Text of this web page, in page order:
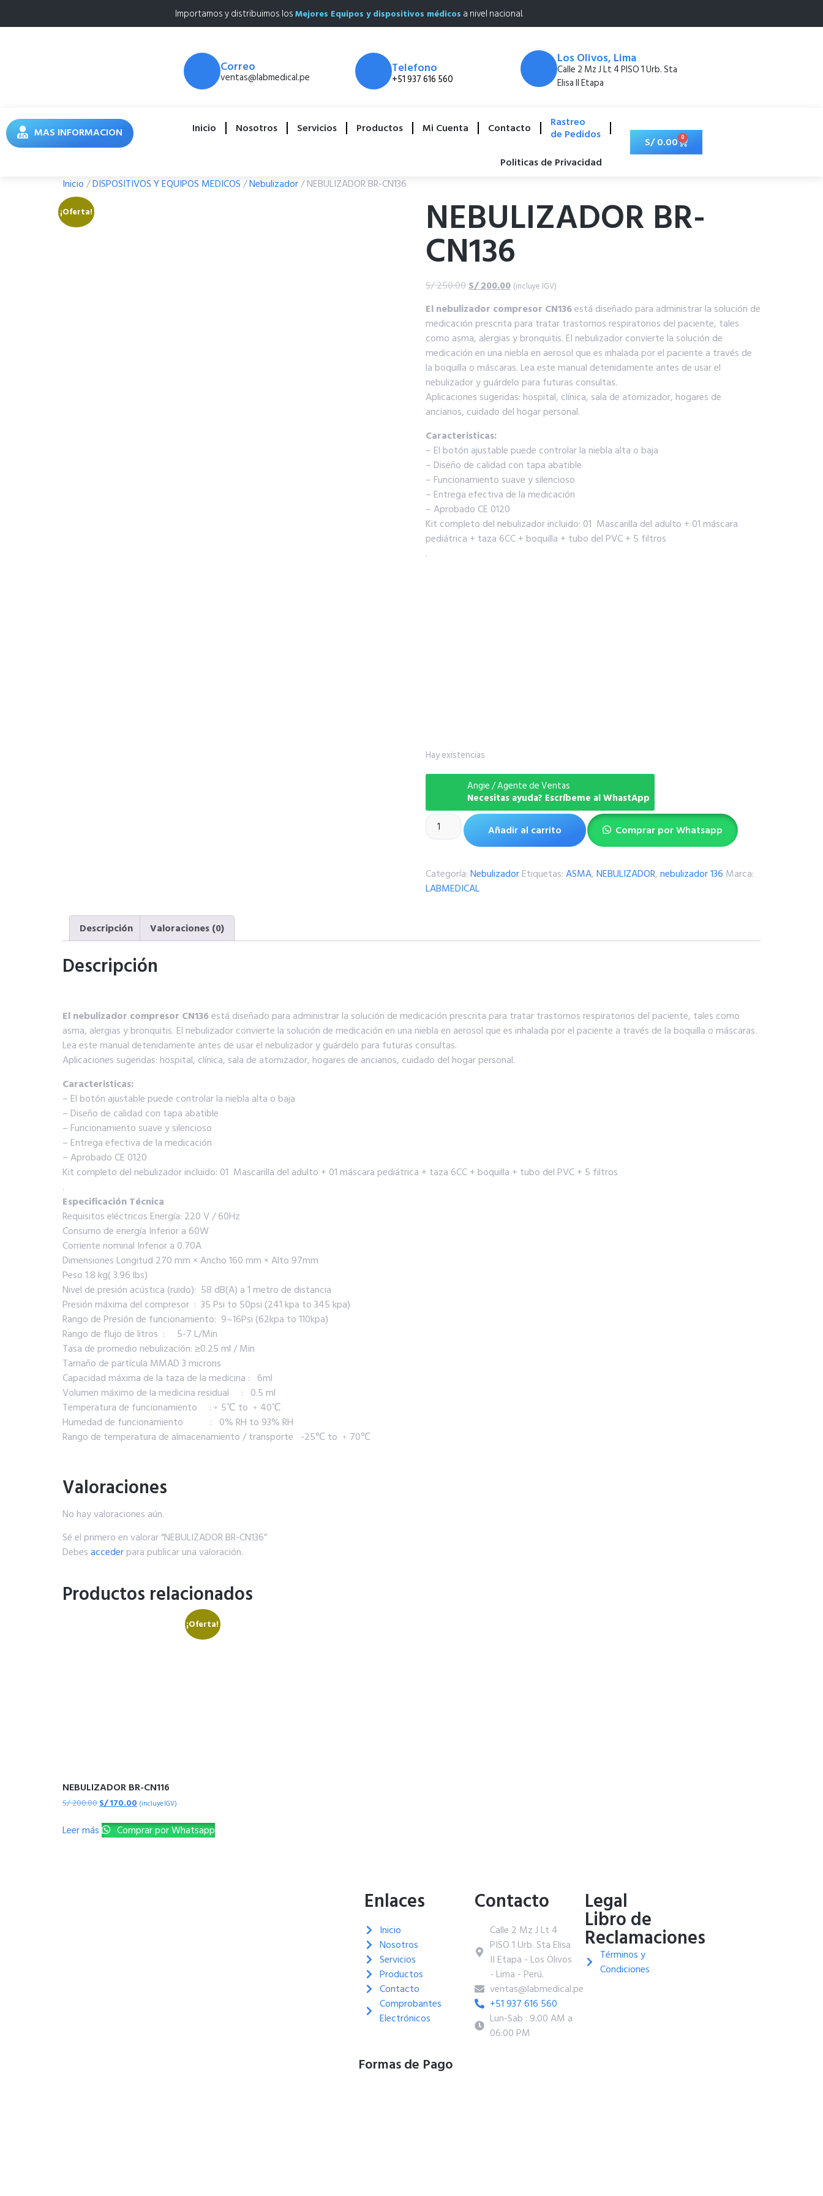
Importamos y distribuimos losMejores Equipos y dispositivos médicos a nivel nacional.
Correo
ventas@labmedical.pe
Telefono
+51 937 616 560
Los Olivos, Lima
Calle 2 Mz J Lt 4 PISO 1 Urb. Sta
Elisa II Etapa
MAS INFORMACION Inicio Nosotros Servicios Productos Mi Cuenta Contacto Rastreo
de Pedidos
Politicas de Privacidad
S/0.00 0
Inicio/DISPOSITIVOS Y EQUIPOS MEDICOS/Nebulizador/ NEBULIZADOR BR-CN136
¡Oferta! NEBULIZADOR BR-
CN136
S/250.00S/200.00 (incluye IGV)
El nebulizador compresor CN136está diseñado para administrar la solución de
medicación prescrita para tratar trastornos respiratorios del paciente, tales
como asma, alergias y bronquitis. El nebulizador convierte la solución de
medicación en una niebla en aerosol que es inhalada por el paciente a través de
la boquilla o máscaras. Lea este manual detenidamente antes de usar el
nebulizador y guárdelo para futuras consultas.
Aplicaciones sugeridas: hospital, clínica, sala de atomizador, hogares de
ancianos, cuidado del hogar personal.
Caracteristicas:
– El botón ajustable puede controlar la niebla alta o baja
– Diseño de calidad con tapa abatible
– Funcionamiento suave y silencioso
– Entrega efectiva de la medicación
– Aprobado CE 0120
Kit completo del nebulizador incluido: 01 Mascarilla del adulto + 01 máscara
pediátrica + taza 6CC + boquilla + tubo del PVC + 5 filtros
.
Hay existencias
Angie / Agente de Ventas
Necesitas ayuda? Escríbeme al WhastApp
Añadir al carrito Comprar por Whatsapp
Categoría:NebulizadorEtiquetas:ASMA,NEBULIZADOR,nebulizador 136 Marca:
LABMEDICAL
Descripción Valoraciones (0)
Descripción
El nebulizador compresor CN136está diseñado para administrar la solución de medicación prescrita para tratar trastornos respiratorios del paciente, tales como
asma, alergias y bronquitis. El nebulizador convierte la solución de medicación en una niebla en aerosol que es inhalada por el paciente a través de la boquilla o máscaras.
Lea este manual detenidamente antes de usar el nebulizador y guárdelo para futuras consultas.
Aplicaciones sugeridas: hospital, clínica, sala de atomizador, hogares de ancianos, cuidado del hogar personal.
Caracteristicas:
– El botón ajustable puede controlar la niebla alta o baja
– Diseño de calidad con tapa abatible
– Funcionamiento suave y silencioso
– Entrega efectiva de la medicación
– Aprobado CE 0120
Kit completo del nebulizador incluido: 01 Mascarilla del adulto + 01 máscara pediátrica + taza 6CC + boquilla + tubo del PVC + 5 filtros
.
Especificación Técnica
Requisitos eléctricos Energía: 220 V / 60Hz
Consumo de energía Inferior a 60W
Corriente nominal Inferior a 0.70A
Dimensiones Longitud 270 mm × Ancho 160 mm × Alto 97mm
Peso 1.8 kg( 3.96 lbs)
Nivel de presión acústica (ruido): 58 dB(A) a 1 metro de distancia
Presión máxima del compresor : 35 Psi to 50psi (241 kpa to 345 kpa)
Rango de Presión de funcionamiento: 9~16Psi (62kpa to 110kpa)
Rango de flujo de litros : 5-7 L/Min
Tasa de promedio nebulización: ≥0.25 ml / Min
Tamaño de partícula MMAD 3 microns
Capacidad máxima de la taza de la medicina : 6ml
Volumen máximo de la medicina residual : 0.5 ml
Temperatura de funcionamiento :﹢5℃ to ﹢40℃
Humedad de funcionamiento : 0% RH to 93% RH
Rango de temperatura de almacenamiento / transporte -25℃ to ﹢70℃
Valoraciones
No hay valoraciones aún.
Sé el primero en valorar “NEBULIZADOR BR-CN136”
Debesaccederpara publicar una valoración.
Productos relacionados
¡Oferta!
NEBULIZADOR BR-CN116
S/200.00S/170.00 (incluye IGV)
Leer más Comprar por Whatsapp
Enlaces
Inicio
Nosotros
Servicios
Productos
Contacto
Comprobantes
Electrónicos
Contacto
Calle 2 Mz J Lt 4
PISO 1 Urb. Sta Elisa
II Etapa - Los Olivos
- Lima - Perú.
ventas@labmedical.pe
+51 937 616 560
Lun-Sab : 9:00 AM a
06:00 PM
Legal
Libro de
Reclamaciones
Términos y
Condiciones
Formas de Pago